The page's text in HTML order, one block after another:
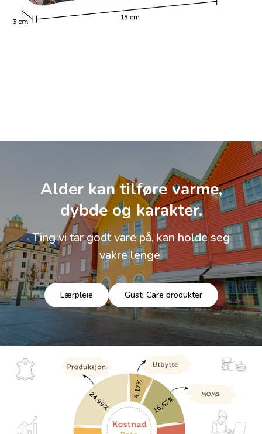
Alder kan tilføre varme,
dybde og karakter.
Ting vi tar godt vare på, kan holde seg
vakre lenge.
Lærpleie Gusti Care produkter